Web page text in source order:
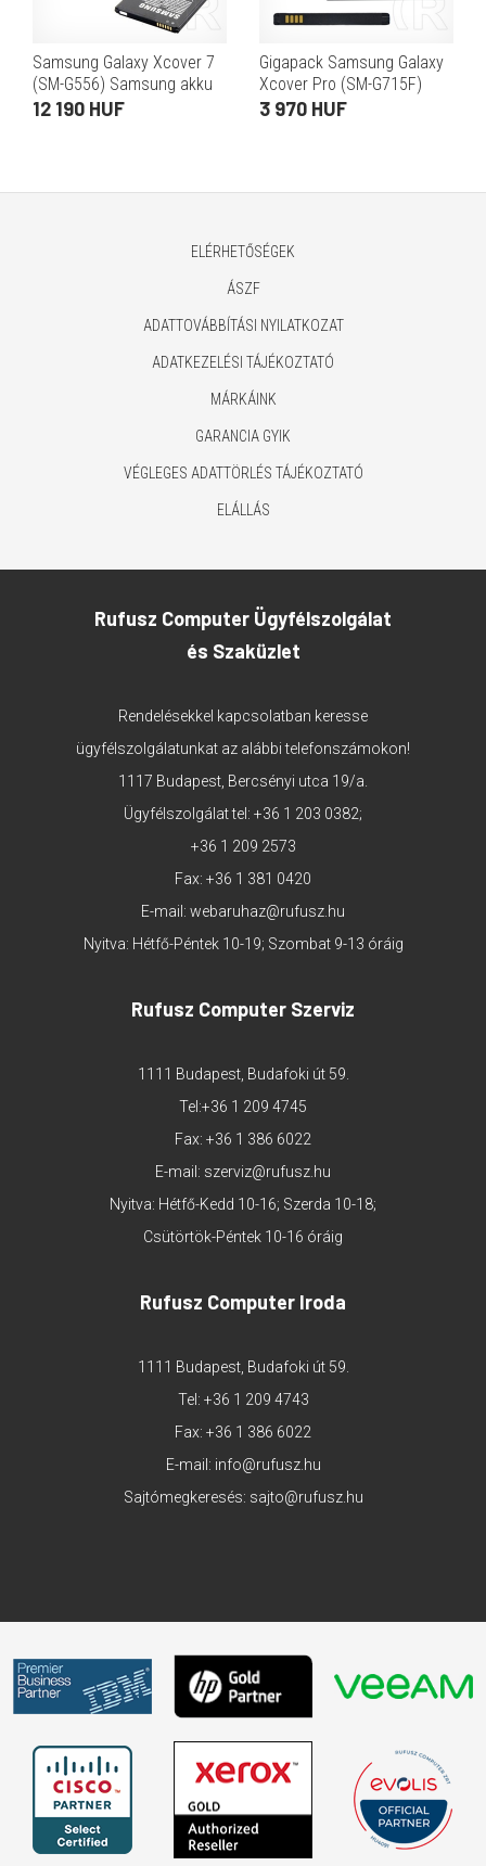
Samsung Galaxy Xcover 7
(SM-G556) Samsung akku
4050mah li-ion
12 190 HUF
Gigapack Samsung Galaxy
Xcover Pro (SM-G715F)
Xcover Pro EE akku
3 970 HUF
ELÉRHETŐSÉGEK
ÁSZF
ADATTOVÁBBÍTÁSI NYILATKOZAT
ADATKEZELÉSI TÁJÉKOZTATÓ
MÁRKÁINK
GARANCIA GYIK
VÉGLEGES ADATTÖRLÉS TÁJÉKOZTATÓ
ELÁLLÁS
Rufusz Computer Ügyfélszolgálat
és Szaküzlet
Rendelésekkel kapcsolatban keresse
ügyfélszolgálatunkat az alábbi telefonszámokon!
1117 Budapest, Bercsényi utca 19/a.
Ügyfélszolgálat tel: +36 1 203 0382;
+36 1 209 2573
Fax: +36 1 381 0420
E-mail: webaruhaz@rufusz.hu
Nyitva: Hétfő-Péntek 10-19; Szombat 9-13 óráig
Rufusz Computer Szerviz
1111 Budapest, Budafoki út 59.
Tel:+36 1 209 4745
Fax: +36 1 386 6022
E-mail: szerviz@rufusz.hu
Nyitva: Hétfő-Kedd 10-16; Szerda 10-18;
Csütörtök-Péntek 10-16 óráig
Rufusz Computer Iroda
1111 Budapest, Budafoki út 59.
Tel: +36 1 209 4743
Fax: +36 1 386 6022
E-mail: info@rufusz.hu
Sajtómegkeresés: sajto@rufusz.hu